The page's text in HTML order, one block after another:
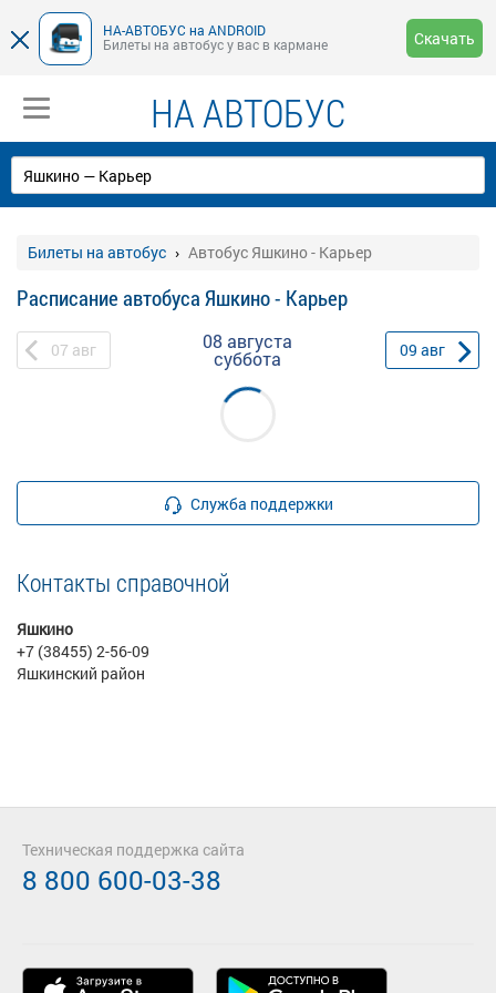
НА-АВТОБУС на ANDROID
Билеты на автобус у вас в кармане
Скачать
НА АВТОБУС
Билеты на автобус Автобус Яшкино - Карьер
Расписание автобуса Яшкино - Карьер
07 авг 08 августа
суббота 09 авг
Служба поддержки
Контакты справочной
Яшкино
+7 (38455) 2-56-09
Яшкинский район
Техническая поддержка сайта
8 800 600-03-38